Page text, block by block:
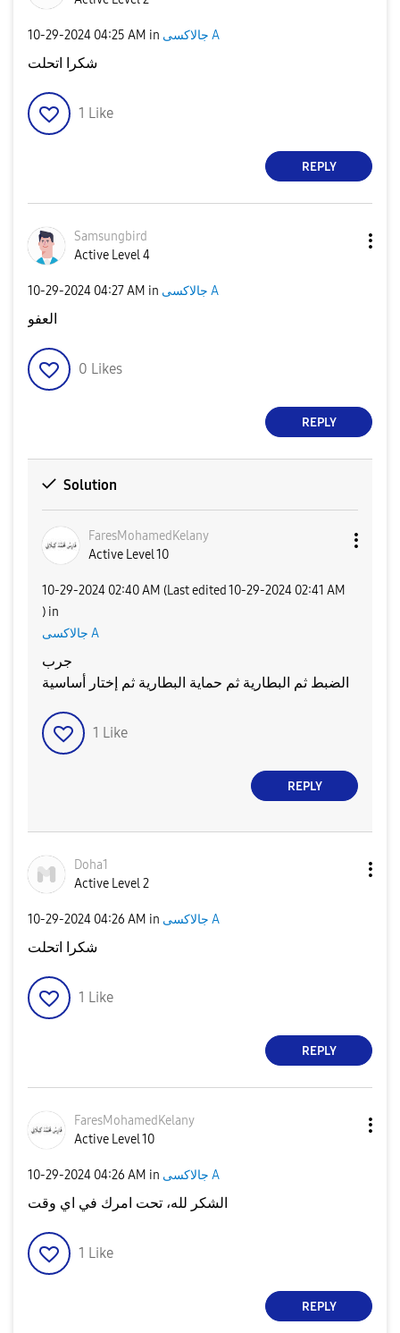
‎10-29-2024 04:25 AM in جالاكسى A
شكرا اتحلت
1 Like
REPLY
Samsungbird
Active Level 4
‎10-29-2024 04:27 AM in جالاكسى A
العفو
0 Likes
REPLY
Solution
FaresMohamedKelany
Active Level 10
‎10-29-2024 02:40 AM (Last edited ‎10-29-2024 02:41 AM
) in
جالاكسى A
جرب
الضبط ثم البطارية ثم حماية البطارية ثم إختار أساسية
1 Like
REPLY
Doha1
Active Level 2
‎10-29-2024 04:26 AM in جالاكسى A
شكرا اتحلت
1 Like
REPLY
FaresMohamedKelany
Active Level 10
‎10-29-2024 04:26 AM in جالاكسى A
الشكر لله، تحت امرك في اي وقت
1 Like
REPLY